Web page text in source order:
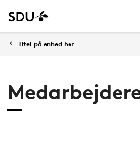
Titel på enhed her